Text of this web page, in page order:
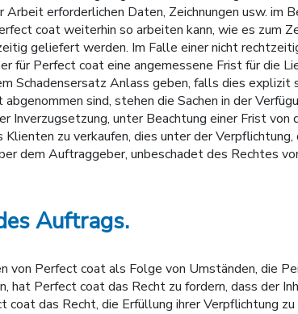
erforderlichen Daten, Zeichnungen usw.
coat weiterhin so arbeiten kann, wie es zum
geliefert werden. Im Falle einer nicht
für Perfect coat eine angemessene Frist für die
Schadensersatz Anlass geben, falls dies
sind, stehen die Sachen in der
Inverzugsetzung, unter Beachtung einer Frist
zu verkaufen, dies unter der
dem Auftraggeber, unbeschadet des Rechtes
Auftrags.
von Perfect coat als Folge von Umständen, die
hat Perfect coat das Recht zu fordern, dass der
das Recht, die Erfüllung ihrer Verpflichtung